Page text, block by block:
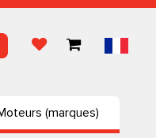
(marques)